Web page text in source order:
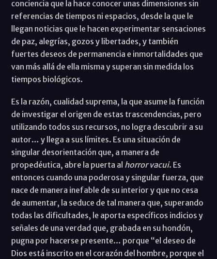
conciencia que la hace conocer unas dimensiones sin
referencias de tiempos ni espacios, desde la que le
llegan noticias que le hacen experimentar sensaciones
de paz, alegrías, gozos y libertades, y también
fuertes deseos de permanencia e inmortalidades que
van más allá de ella misma y superan sin medida los
tiempos biológicos.
Es la razón, cualidad suprema, la que asume la función
de investigar el origen de estas trascendencias, pero
utilizando todos sus recursos, no logra descubrir a su
autor… y llega a sus límites. Es una situación de
singular desorientación que, a manera de
propedéutica, abre la puerta al horror vacui. Es
entonces cuando una poderosa y singular fuerza, que
nace de manera inefable de su interior y que no cesa
de aumentar, la seduce de tal manera que, superando
todas las dificultades, le aporta específicos indicios y
señales de una verdad que, grabada en su hondón,
pugna por hacerse presente… porque “el deseo de
Dios está inscrito en el corazón del hombre, porque el